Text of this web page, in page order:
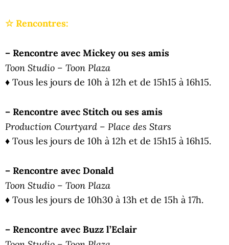
☆ Rencontres:
– Rencontre avec Mickey ou ses amis
Toon Studio – Toon Plaza
♦ Tous les jours de 10h à 12h et de 15h15 à 16h15.
– Rencontre avec Stitch ou ses amis
Production Courtyard – Place des Stars
♦ Tous les jours de 10h à 12h et de 15h15 à 16h15.
– Rencontre avec Donald
Toon Studio – Toon Plaza
♦ Tous les jours de 10h30 à 13h et de 15h à 17h.
– Rencontre avec Buzz l’Eclair